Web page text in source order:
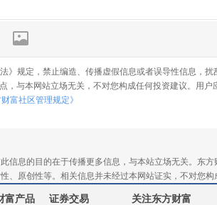
》规定，禁止编造、传播虚假信息或者误导性信息，
，与本网站立场无关，不对您构成任何投资建议。用
财富社区管理规定》
信息的目的在于传播更多信息，与本站立场无关。东
、原创性等。相关信息并未经过本网站证实，不对您
富产品 证券交易 关注东方财富